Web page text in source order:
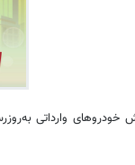
خودروهای وارداتی